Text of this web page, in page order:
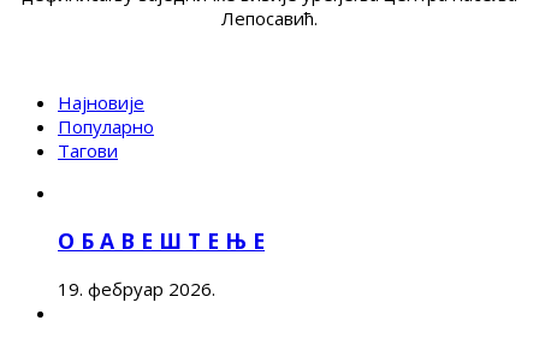
Лепосавић.
Најновије
Популарно
Тагови
О Б А В Е Ш Т Е Њ Е
19. фебруар 2026.